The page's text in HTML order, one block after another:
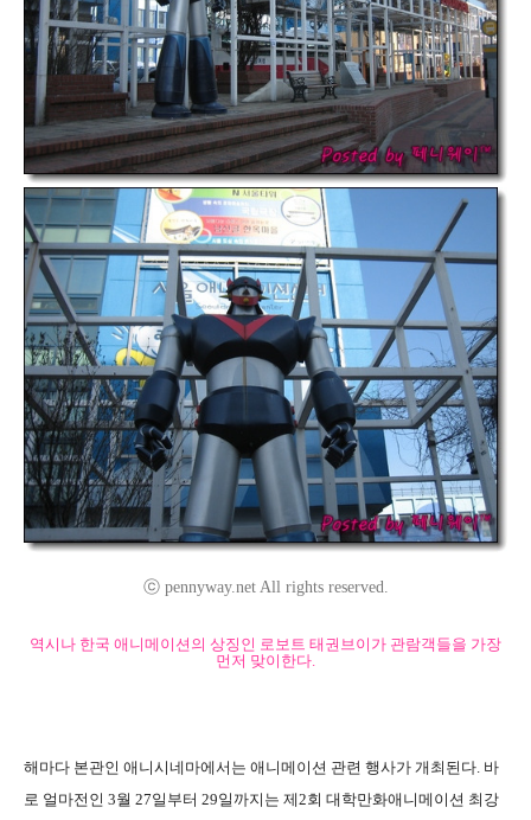
ⓒ pennyway.net All rights reserved.
역시나 한국 애니메이션의 상징인 로보트 태권브이가 관람객들을 가장
먼저 맞이한다.
해마다 본관인 애니시네마에서는 애니메이션 관련 행사가 개최된다. 바
로 얼마전인 3월 27일부터 29일까지는 제2회 대학만화애니메이션 최강